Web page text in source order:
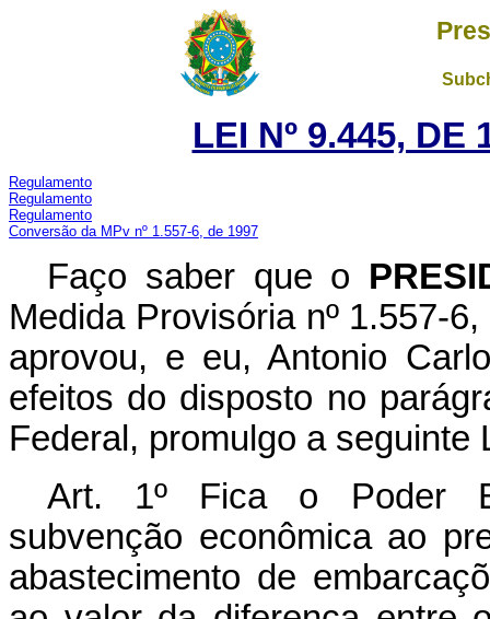
LEI Nº 9.445, DE
Regulamento
Regulamento
Regulamento
Conversão da MPv nº 1.557-6, de 1997
Faço saber que o
Medida Provisória nº 1.557-
aprovou, e eu, Antonio
efeitos do disposto no
Federal, promulgo a seguinte
Art. 1º Fica o Poder
subvenção econômica ao
abastecimento de